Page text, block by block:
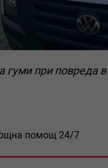
гуми при повреда в
помощ 24/7